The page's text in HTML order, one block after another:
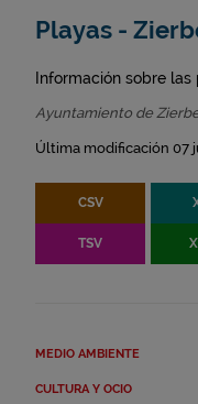
Playas -
Información sobre
Ayuntamiento de
Última modificación 07
CSV
TSV
MEDIO AMBIENTE
CULTURA Y OCIO